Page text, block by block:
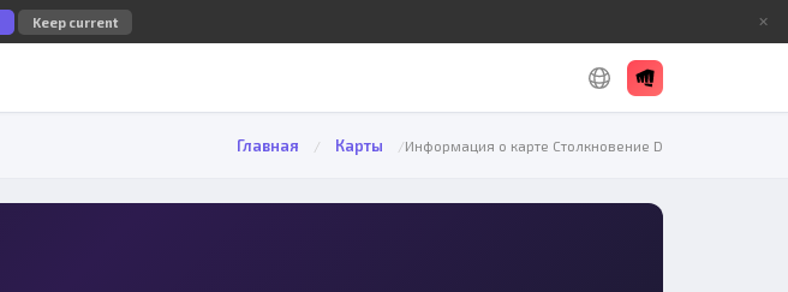
Keep current ✕
Главная / Карты /Информация о карте Столкновение D